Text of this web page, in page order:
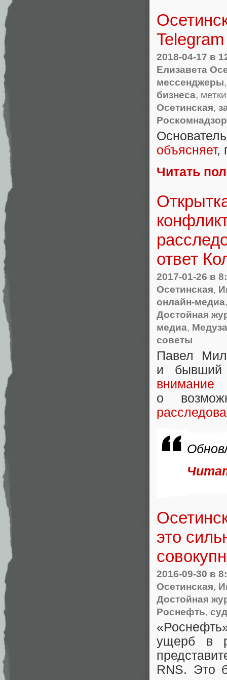
2018-04-17 в
Елизавета
мессенджеры
бизнеса,
Осетинская,
Роскомнадзор
объясняет,
Читать
ответ
2017-01-26 в
Осетинская,
онлайн-медиа
Достойная
медиа, Медуза
советы
Павел
и бывший
внимание
о
это
2016-09-30 в
Осетинская,
Достойная
Роснефть, суд
ущерб в
RNS. Это